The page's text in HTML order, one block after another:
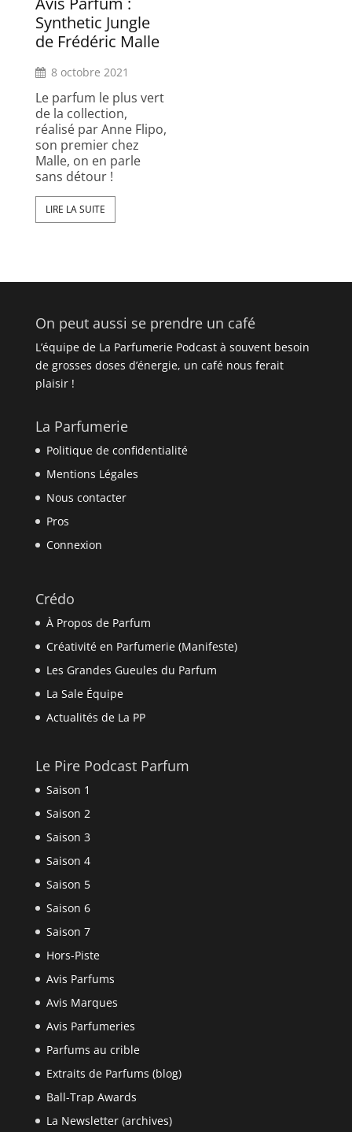
Synthetic Jungle
de Frédéric Malle
8 octobre 2021
Le parfum le plus vert
de la collection,
réalisé par Anne Flipo,
son premier chez
Malle, on en parle
sans détour !
LIRE LA SUITE
On peut aussi se prendre un café
L’équipe de La Parfumerie Podcast à souvent besoin
de grosses doses d’énergie, un café nous ferait
plaisir !
La Parfumerie
Politique de confidentialité
Mentions Légales
Nous contacter
Pros
Connexion
Crédo
À Propos de Parfum
Créativité en Parfumerie (Manifeste)
Les Grandes Gueules du Parfum
La Sale Équipe
Actualités de La PP
Le Pire Podcast Parfum
Saison 1
Saison 2
Saison 3
Saison 4
Saison 5
Saison 6
Saison 7
Hors-Piste
Avis Parfums
Avis Marques
Avis Parfumeries
Parfums au crible
Extraits de Parfums (blog)
Ball-Trap Awards
La Newsletter (archives)